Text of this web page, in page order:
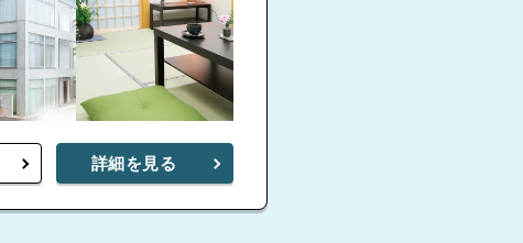
詳細を見る